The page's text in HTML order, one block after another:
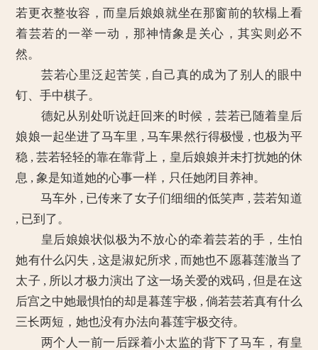
若更衣整妆容，而皇后娘娘就坐在那窗前的软榻上看
着芸若的一举一动，那神情象是关心，其实则必不
然。
芸若心里泛起苦笑 , 自己真的成为了别人的眼中
钉、手中棋子。
德妃从别处听说赶回来的时候，芸若已随着皇后
娘娘一起坐进了马车里 , 马车果然行得极慢 , 也极为平
稳 , 芸若轻轻的靠在靠背上，皇后娘娘并未打扰她的休
息 , 象是知道她的心事一样，只任她闭目养神。
马车外 , 已传来了女子们细细的低笑声 , 芸若知道
, 已到了。
皇后娘娘状似极为不放心的牵着芸若的手，生怕
她有什么闪失 , 这是淑妃所求 , 而她也不愿暮莲澈当了
太子 , 所以才极力演出了这一场关爱的戏码 , 但是在这
后宫之中她最惧怕的却是暮莲宇极 , 倘若芸若真有什么
三长两短，她也没有办法向暮莲宇极交待。
两个人一前一后踩着小太监的背下了马车，有皇